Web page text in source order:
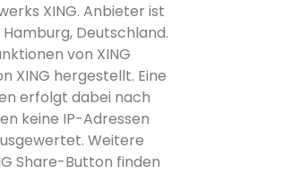
XING. Anbieter ist
Deutschland.
von XING
XING hergestellt. Eine
erfolgt dabei nach
keine IP-Adressen
Weitere
Share-Button finden